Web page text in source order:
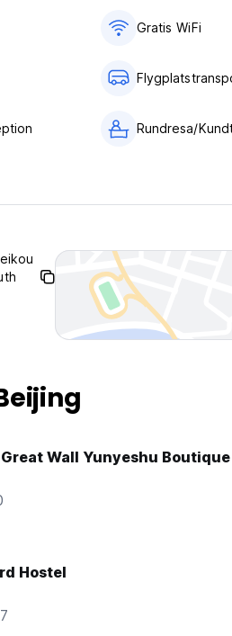
Gratis WiFi
Rundresa/
Wall Yunyeshu
Hostel